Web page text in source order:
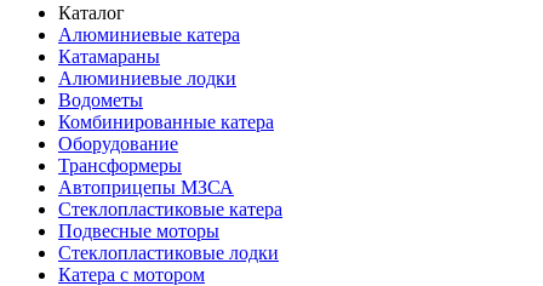
Каталог
Алюминиевые катера
Катамараны
Алюминиевые лодки
Водометы
Комбинированные катера
Оборудование
Трансформеры
Автоприцепы МЗСА
Стеклопластиковые катера
Подвесные моторы
Стеклопластиковые лодки
Катера с мотором